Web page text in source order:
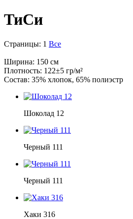
ТиСи
Страницы: 1 Все
Ширина: 150 см
Плотность: 122±5 гр/м²
Состав: 35% хлопок, 65% полиэстр
Шоколад 12
Черный 111
Черный 111
Хаки 316